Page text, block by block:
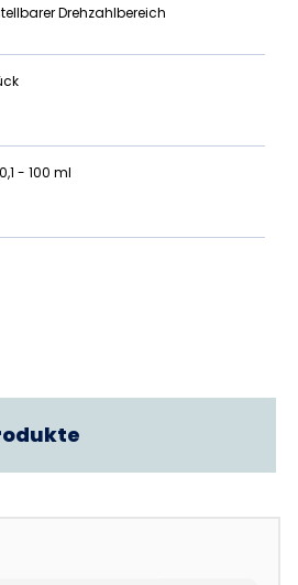
Drehzahlbereich
0,1 - 100 ml